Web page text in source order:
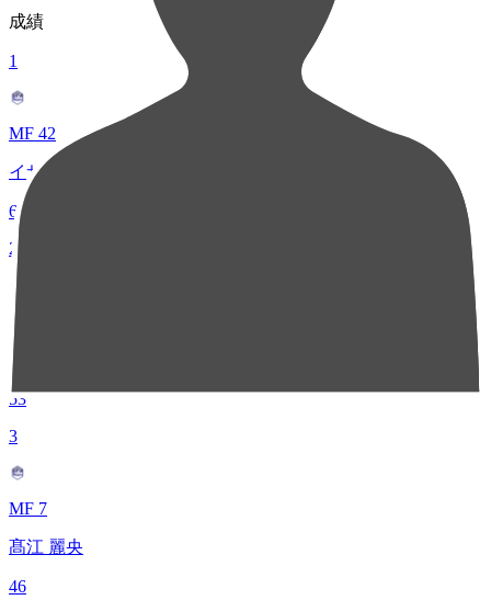
成績
1
MF 42
イサカ ゼイン
63
2
MF 8
藤村 慶太
53
3
MF 7
髙江 麗央
46